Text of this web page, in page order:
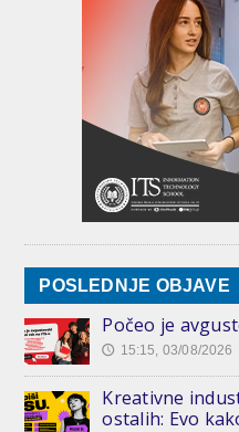
POSLEDNJE OBJAVE
Počeo je
🕔 15:15, 03/08/2026
Kreativne
ostalih: Evo